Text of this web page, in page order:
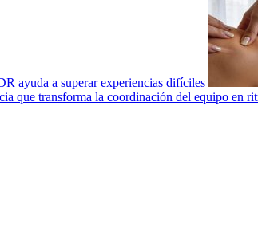
ayuda a superar experiencias difíciles
que transforma la coordinación del equipo en